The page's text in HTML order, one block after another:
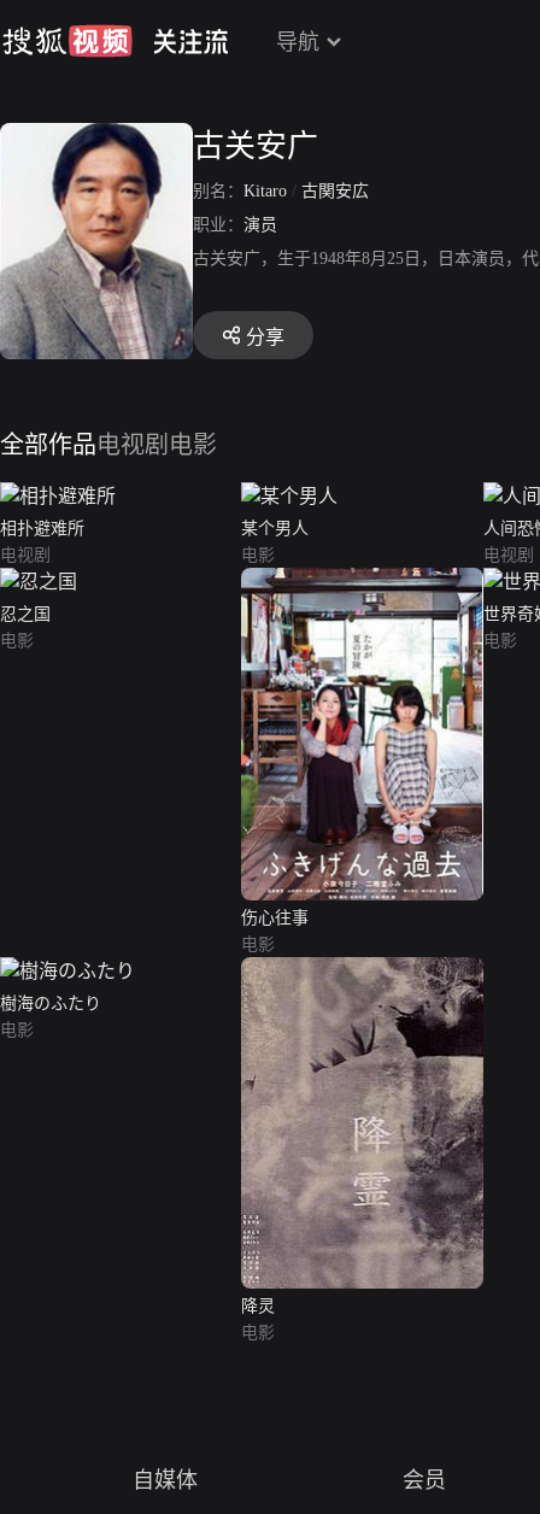
导航
古关安广
别名： Kitaro / 古関安広
职业： 演员
古关安广，生于1948年8月25日，日本演员，
分享
全部作品电视剧 电影
相扑避难所
电视剧
某个男人
电影
人间恐
电视剧
忍之国
电影
伤心往事
电影
世界奇
电影
樹海のふたり
电影
降灵
电影
自媒体 会员